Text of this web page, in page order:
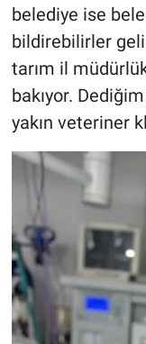
belediye ise
bildirebilirler
tarım il
bakıyor.
yakın veteriner